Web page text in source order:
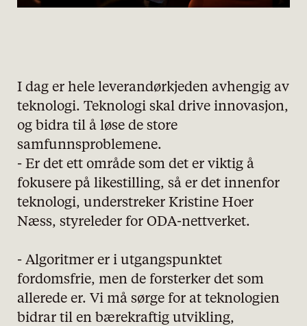
personvernserklæring/cookie policy
Nødvendige
Statistiske
Markedsføring
I dag er hele leverandørkjeden avhengig av
teknologi. Teknologi skal drive innovasjon,
og bidra til å løse de store
samfunnsproblemene.
- Er det ett område som det er viktig å
fokusere på likestilling, så er det innenfor
teknologi, understreker Kristine Hoer
Næss, styreleder for ODA-nettverket.
- Algoritmer er i utgangspunktet
fordomsfrie, men de forsterker det som
allerede er. Vi må sørge for at teknologien
bidrar til en bærekraftig utvikling,